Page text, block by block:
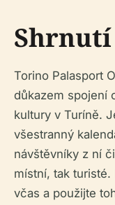
Torino Palasport
důkazem spojení
kultury v Turíně.
všestranný
návštěvníky z ní
místní, tak
včas a použijte